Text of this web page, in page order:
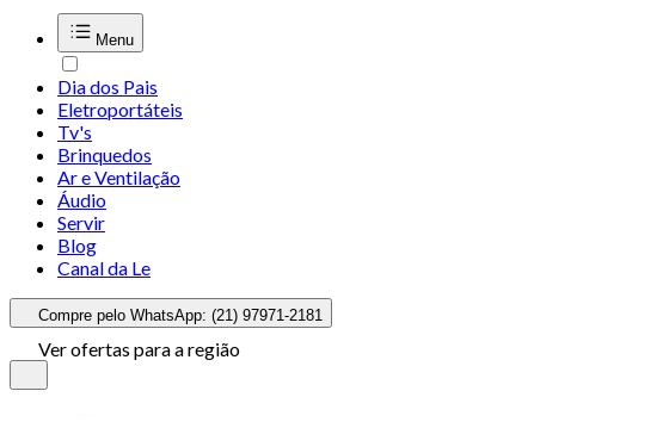
Menu
Dia dos Pais
Eletroportáteis
Tv's
Brinquedos
Ar e Ventilação
Áudio
Servir
Blog
Canal da Le
Compre pelo WhatsApp: (21) 97971-2181
Ver ofertas para a região